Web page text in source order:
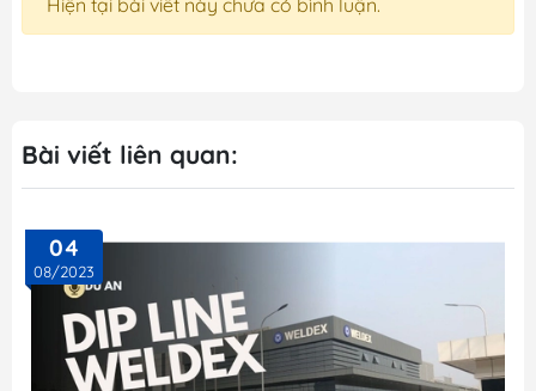
Hiện tại bài viết này chưa có bình luận.
Bài viết liên quan:
04
08/2023